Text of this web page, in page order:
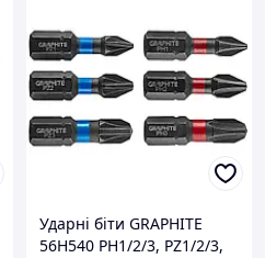
Ударні біти GRAPHITE
56H540 PH1/2/3, PZ1/2/3,